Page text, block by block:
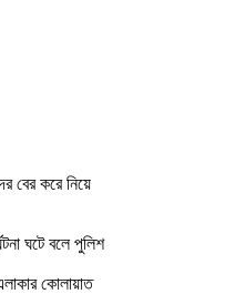
বের করে নিয়ে
ঘটে বলে পুলিশ
কোলায়াত